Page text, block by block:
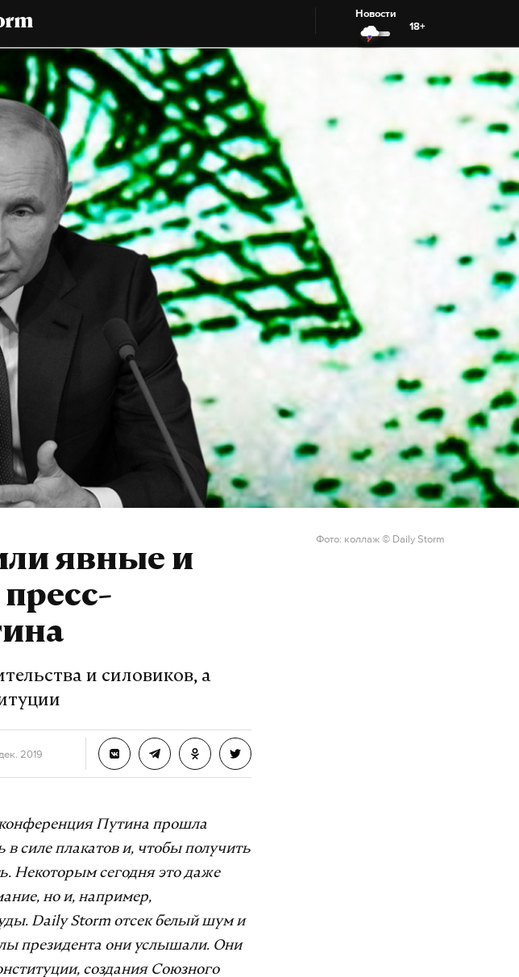
Новости
18+
явные и
и силовиков, а
2019
Фото: коллаж © Daily Storm
Путина прошла
силе плакатов и, чтобы получить
Некоторым сегодня это даже
но и, например,
Daily Storm отсек белый шум и
президента они услышали. Они
создания Союзного